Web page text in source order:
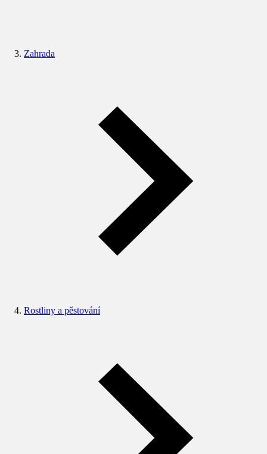
Zahrada
Rostliny a pěstování